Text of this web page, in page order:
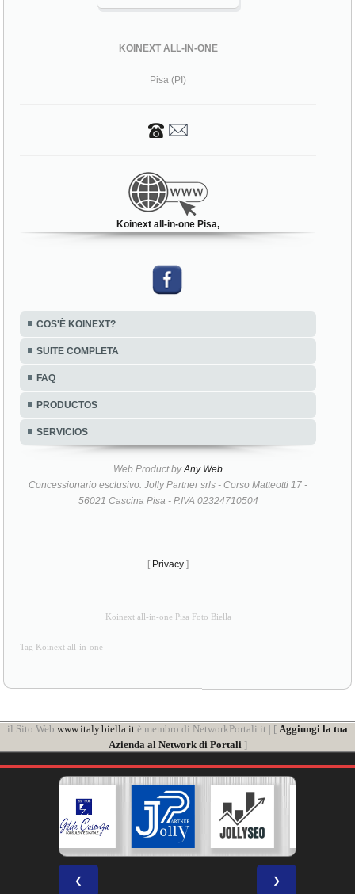
KOINEXT ALL-IN-ONE
Pisa (PI)
Koinext all-in-one Pisa,
COS'È KOINEXT?
SUITE COMPLETA
FAQ
PRODUCTOS
SERVICIOS
Web Product byAny Web
Concessionario esclusivo: Jolly Partner srls - Corso Matteotti 17 -
56021 Cascina Pisa - P.IVA 02324710504
[ Privacy ]
Koinext all-in-one Pisa Foto Biella
Tag Koinext all-in-one
il Sito Web www.italy.biella.it è membro di NetworkPortali.it | [ Aggiungi la tua
Azienda al Network di Portali ]
❮ ❯